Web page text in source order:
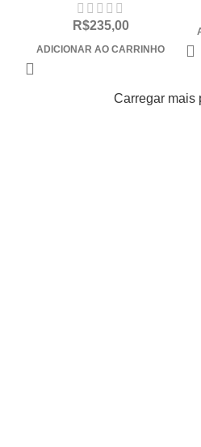
R$235,00
ADICIONAR AO CARRINHO
Carregar mais